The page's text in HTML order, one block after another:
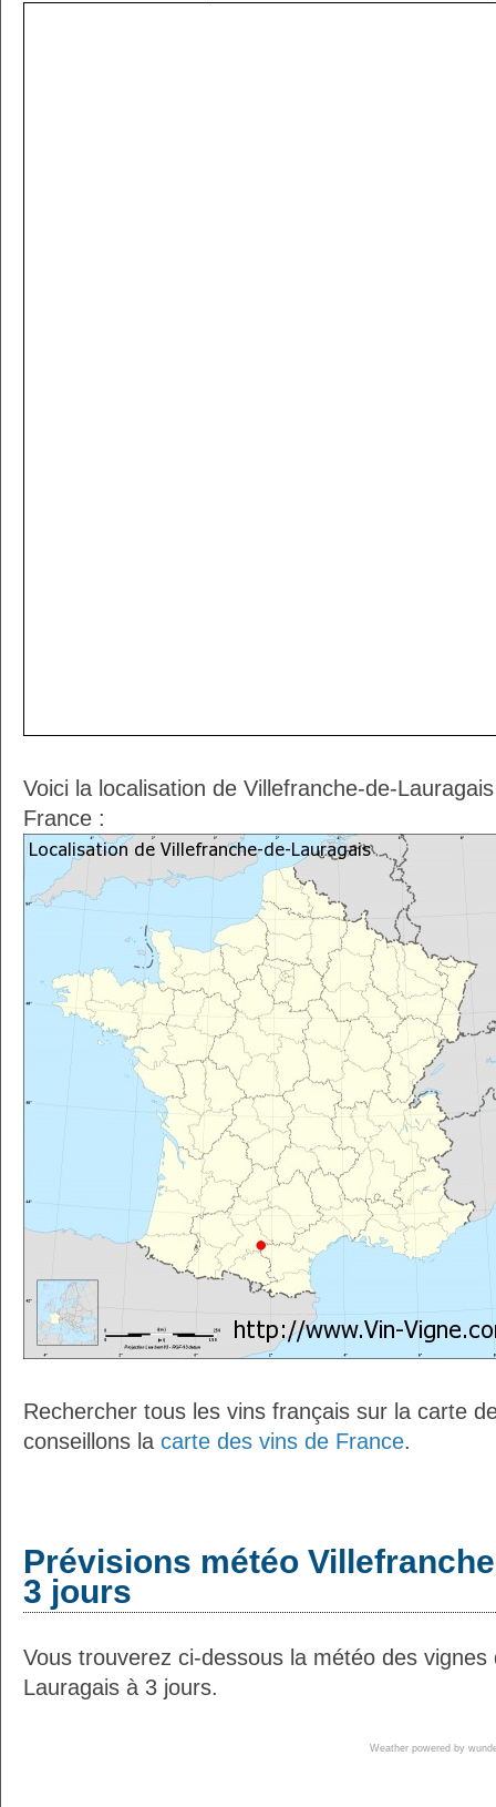
Voici la localisation de Villefranche-de-
France :
Rechercher tous les vins français sur la carte
conseillons la carte des vins de France.
Prévisions météo
3 jours
Vous trouverez ci-dessous la météo des vignes
Lauragais à 3 jours.
Weather powered by